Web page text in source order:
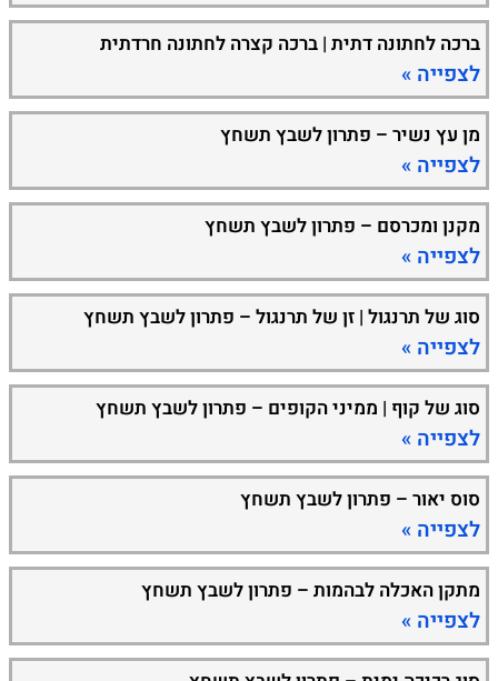
ברכה לחתונה דתית | ברכה קצרה לחתונה חרדתית
לצפייה »
מן עץ נשיר – פתרון לשבץ תשחץ
לצפייה »
מקנן ומכרסם – פתרון לשבץ תשחץ
לצפייה »
סוג של תרנגול | זן של תרנגול – פתרון לשבץ תשחץ
לצפייה »
סוג של קוף | ממיני הקופים – פתרון לשבץ תשחץ
לצפייה »
סוס יאור – פתרון לשבץ תשחץ
לצפייה »
מתקן האכלה לבהמות – פתרון לשבץ תשחץ
לצפייה »